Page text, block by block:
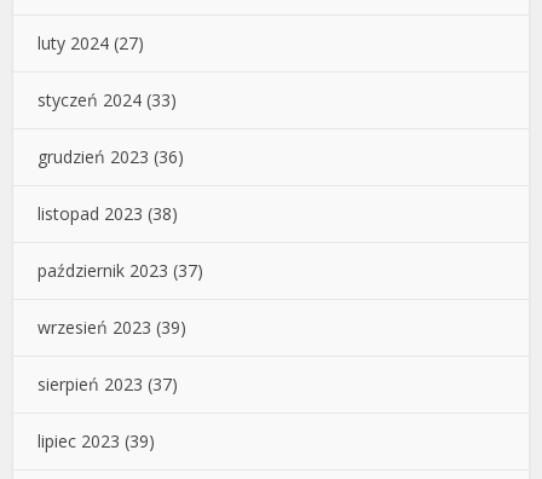
luty 2024 (27)
styczeń 2024 (33)
grudzień 2023 (36)
listopad 2023 (38)
październik 2023 (37)
wrzesień 2023 (39)
sierpień 2023 (37)
lipiec 2023 (39)